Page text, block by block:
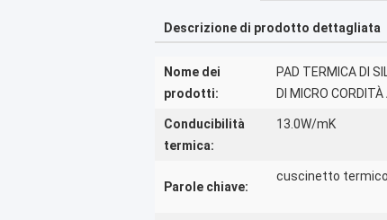
Descrizione di prodotto dettagliata
Nome dei
prodotti:
PAD TERMICA DI
DI MICRO CORDITÀ
Conducibilità
termica:
13.0W/mK
Parole chiave:
cuscinetto